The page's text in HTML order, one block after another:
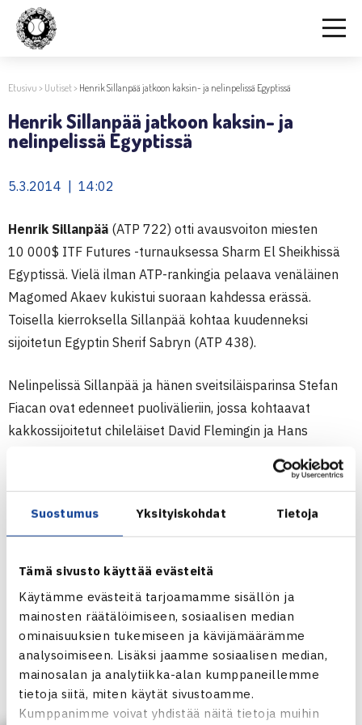
Suostumus Yksityiskohdat Tietoja
Tämä sivusto käyttää evästeitä
Käytämme evästeitä tarjoamamme sisällön ja
mainosten räätälöimiseen, sosiaalisen median
ominaisuuksien tukemiseen ja kävijämäärämme
analysoimiseen. Lisäksi jaamme sosiaalisen median,
mainosalan ja analytiikka-alan kumppaneillemme
tietoja siitä, miten käytät sivustoamme.
Kumppanimme voivat yhdistää näitä tietoja muihin
Etusivu > Uutiset> Henrik Sillanpää jatkoon kaksin- ja nelinpelissä Egyptissä
Henrik Sillanpää jatkoon kaksin- ja
nelinpelissä Egyptissä
5.3.2014 | 14:02
Henrik Sillanpää (ATP 722) otti avausvoiton miesten
10 000$ ITF Futures -turnauksessa Sharm El Sheikhissä
Egyptissä. Vielä ilman ATP-rankingia pelaava venäläinen
Magomed Akaev kukistui suoraan kahdessa erässä.
Toisella kierroksella Sillanpää kohtaa kuudenneksi
sijoitetun Egyptin Sherif Sabryn (ATP 438).
Nelinpelissä Sillanpää ja hänen sveitsiläisparinsa Stefan
Fiacan ovat edenneet puolivälieriin, jossa kohtaavat
kakkossijoitetut chileläiset David Flemingin ja Hans
Miesten 10.000$ ITF Futures -turnaus
3.-9.3.2014 Sharm El Sheikh, Egypti
Kaksinpeli
1.kierrosta: Henrik Sillanpää – Magomed Akaev Venäjä 63
Nelinpeli
1.kierrosta: Stefan Fiacan Sveitsi/Sillanpää – Francesco
Bessire/Francesco Garzelli Italia (villi kortti) 76(7) 63
Turnaus verkossa